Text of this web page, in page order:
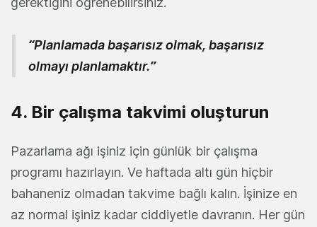
“Planlamada başarısız olmak, başarısız
olmayı planlamaktır.”
4. Bir çalışma takvimi oluşturun
Pazarlama ağı işiniz için günlük bir çalışma
programı hazırlayın. Ve haftada altı gün hiçbir
bahaneniz olmadan takvime bağlı kalın. İşinize en
az normal işiniz kadar ciddiyetle davranın. Her gün